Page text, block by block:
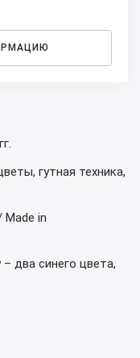
гутная техника,
Made in
два синего цвета,